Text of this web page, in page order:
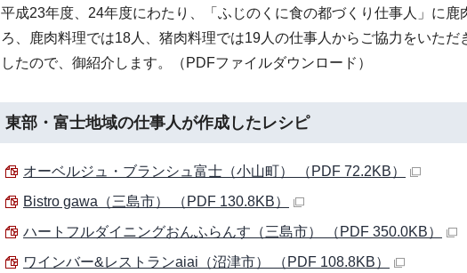
平成23年度、24年度にわたり、「ふじのくに食の都づくり仕事人」に
ろ、鹿肉料理では18人、猪肉料理では19人の仕事人からご協力をいた
したので、御紹介します。（PDFファイルダウンロード）
東部・富士地域の仕事人が作成したレシピ
オーベルジュ・ブランシュ富士（小山町） （PDF 72.2KB）
Bistro gawa（三島市） （PDF 130.8KB）
ハートフルダイニングおんふらんす（三島市） （PDF 350.0KB）
ワインバー&レストランaiai（沼津市） （PDF 108.8KB）